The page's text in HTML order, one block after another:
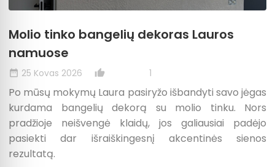
Molio tinko bangelių dekoras Lauros
namuose
date_range 25 Kovas 2026 thumb_up_alt 1
Po mūsų mokymų Laura pasiryžo išbandyti savo jėgas
kurdama bangelių dekorą su molio tinku. Nors
pradžioje neišvengė klaidų, jos galiausiai padėjo
pasiekti dar išraiškingesnį akcentinės sienos
rezultatą.